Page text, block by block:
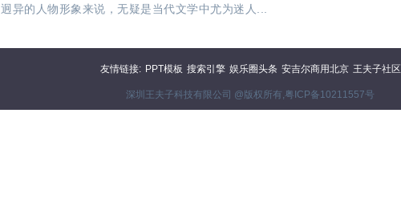
迥异的人物形象来说，无疑是当代文学中尤为迷人...
友情链接: PPT模板 搜索引擎 娱乐圈头条 安吉尔商用北京 王夫子社区
深圳王夫子科技有限公司 @版权所有,粤ICP备10211557号